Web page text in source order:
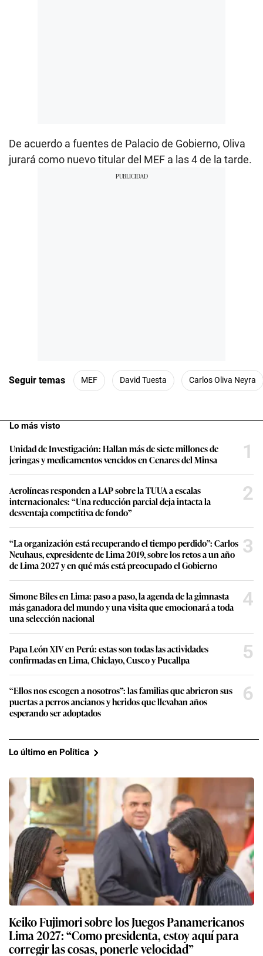
De acuerdo a fuentes de Palacio de Gobierno, Oliva
jurará como nuevo titular del MEF a las 4 de la tarde.
Seguir temas MEF David Tuesta Carlos Oliva Neyra
Lo más visto
Unidad de Investigación: Hallan más de siete millones de
jeringas y medicamentos vencidos en Cenares del Minsa
1
Aerolíneas responden a LAP sobre la TUUA a escalas
internacionales: “Una reducción parcial deja intacta la
desventaja competitiva de fondo”
2
“La organización está recuperando el tiempo perdido”: Carlos
Neuhaus, expresidente de Lima 2019, sobre los retos a un año
de Lima 2027 y en qué más está preocupado el Gobierno
3
Simone Biles en Lima: paso a paso, la agenda de la gimnasta
más ganadora del mundo y una visita que emocionará a toda
una selección nacional
4
Papa León XIV en Perú: estas son todas las actividades
confirmadas en Lima, Chiclayo, Cusco y Pucallpa
5
“Ellos nos escogen a nosotros”: las familias que abrieron sus
puertas a perros ancianos y heridos que llevaban años
esperando ser adoptados
6
Lo último en Política
Keiko Fujimori sobre los Juegos Panamericanos
Lima 2027: “Como presidenta, estoy aquí para
corregir las cosas, ponerle velocidad”